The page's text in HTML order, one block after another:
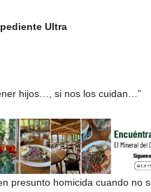
Ultra
hijos…, si nos los cuidan…”
presunto homicida cuando no